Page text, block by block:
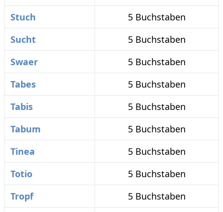
Stuch
5 Buchstaben
Sucht
5 Buchstaben
Swaer
5 Buchstaben
Tabes
5 Buchstaben
Tabis
5 Buchstaben
Tabum
5 Buchstaben
Tinea
5 Buchstaben
Totio
5 Buchstaben
Tropf
5 Buchstaben